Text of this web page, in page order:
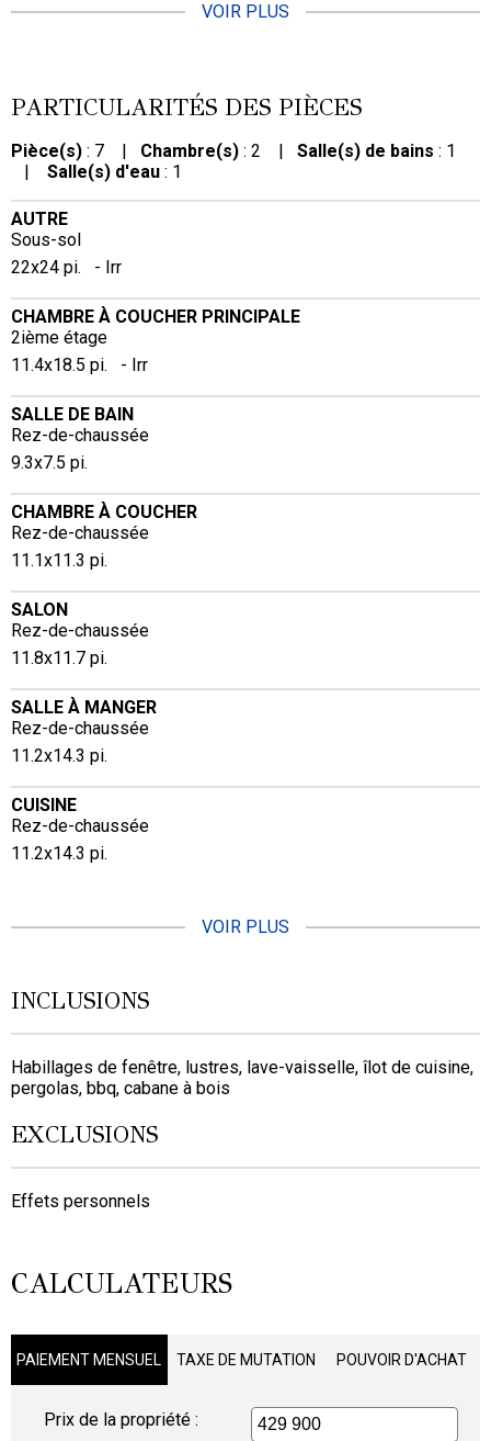
VOIR PLUS
PARTICULARITÉS DES PIÈCES
Pièce(s) : 7 | Chambre(s) : 2 | Salle(s) de bains : 1
|
Salle(s) d'eau : 1
AUTRE
Sous-sol
22x24 pi. - Irr
CHAMBRE À COUCHER PRINCIPALE
2ième étage
11.4x18.5 pi. - Irr
SALLE DE BAIN
Rez-de-chaussée
9.3x7.5 pi.
CHAMBRE À COUCHER
Rez-de-chaussée
11.1x11.3 pi.
SALON
Rez-de-chaussée
11.8x11.7 pi.
SALLE À MANGER
Rez-de-chaussée
11.2x14.3 pi.
CUISINE
Rez-de-chaussée
11.2x14.3 pi.
VOIR PLUS
INCLUSIONS
Habillages de fenêtre, lustres, lave-vaisselle, îlot de cuisine,
pergolas, bbq, cabane à bois
EXCLUSIONS
Effets personnels
CALCULATEURS
PAIEMENT MENSUEL TAXE DE MUTATION POUVOIR D'ACHAT
Prix de la propriété :